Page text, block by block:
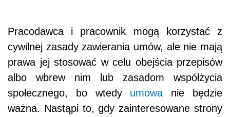
Pracodawca i pracownik mogą korzystać z
cywilnej zasady zawierania umów, ale nie mają
prawa jej stosować w celu obejścia przepisów
albo wbrew nim lub zasadom współżycia
społecznego, bo wtedy umowa nie będzie
ważna. Nastąpi to, gdy zainteresowane strony